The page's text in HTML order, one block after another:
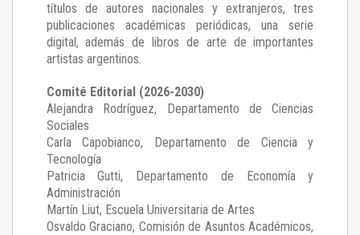
títulos de autores nacionales y extranjeros, tres
publicaciones académicas periódicas, una serie
digital, además de libros de arte de importantes
artistas argentinos.
Comité Editorial (2026-2030)
Alejandra Rodríguez, Departamento de Ciencias
Sociales
Carla Capobianco, Departamento de Ciencia y
Tecnología
Patricia Gutti, Departamento de Economía y
Administración
Martín Liut, Escuela Universitaria de Artes
Osvaldo Graciano, Comisión de Asuntos Académicos,